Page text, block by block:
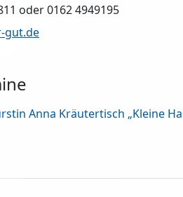
oder 0162 4949195
gut.de
Anna Kräutertisch „Kleine